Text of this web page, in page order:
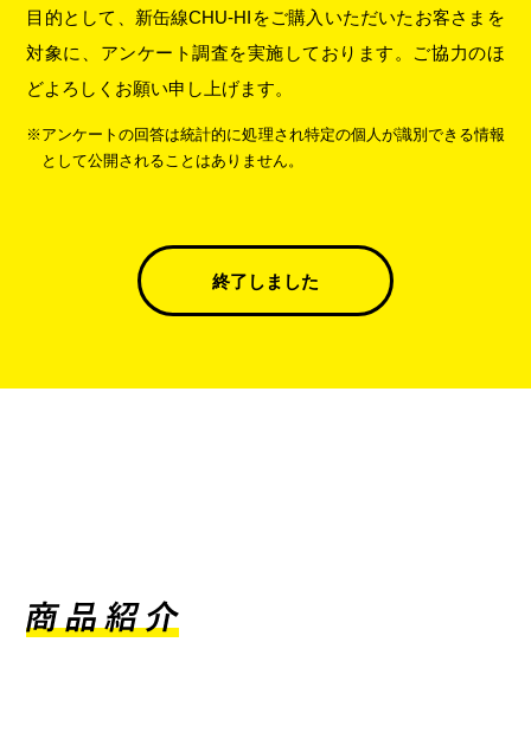
目的として、新缶線CHU-HIをご購入いただいたお客さまを
対象に、アンケート調査を実施しております。ご協力のほ
どよろしくお願い申し上げます。
※アンケートの回答は統計的に処理され特定の個人が識別できる情報
として公開されることはありません。
終了しました